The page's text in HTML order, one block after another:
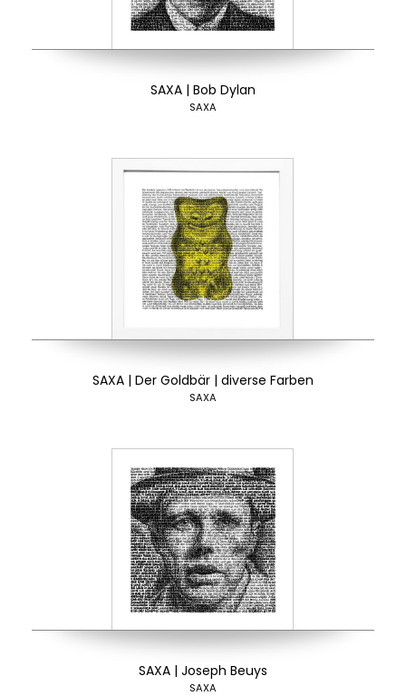
SAXA | Bob Dylan
SAXA
SAXA | Der Goldbär | diverse Farben
SAXA
SAXA | Joseph Beuys
SAXA